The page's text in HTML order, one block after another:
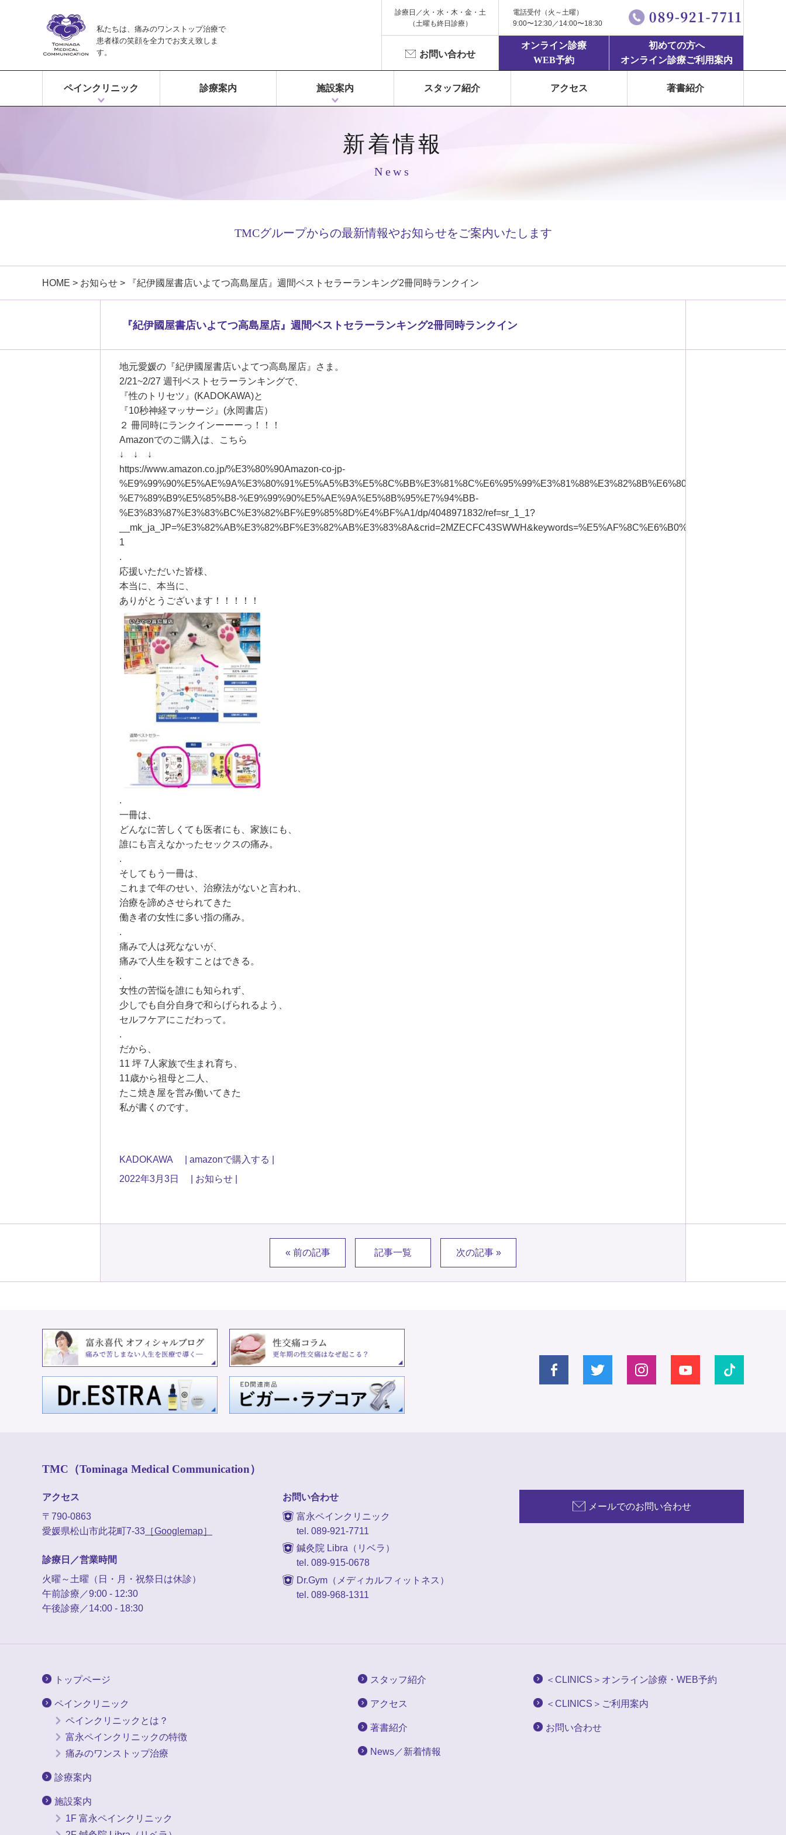
私たちは、痛みのワンストップ治療で
患者様の笑顔を全力でお支え致しま
す。
診療日／火・水・木・金・土
（土曜も終日診療）
電話受付（火～土曜）
9:00〜12:30／14:00〜18:30
お問い合わせ
オンライン診療
WEB予約
初めての方へ
オンライン診療ご利用案内
ペインクリニック 診療案内 施設案内 スタッフ紹介 アクセス 著書紹介
新着情報
News
TMCグループからの最新情報やお知らせをご案内いたします
HOME > お知らせ > 『紀伊國屋書店いよてつ高島屋店』週間ベストセラーランキング2冊同時ランクイン
『紀伊國屋書店いよてつ高島屋店』週間ベストセラーランキング2冊同時ランクイン
地元愛媛の『紀伊國屋書店いよてつ高島屋店』さま。
2/21~2/27 週刊ベストセラーランキングで、
『性のトリセツ』(KADOKAWA)と
『10秒神経マッサージ』(永岡書店）
２ 冊同時にランクインーーーっ！！！
Amazonでのご購入は、こちら
↓ ↓ ↓
https://www.amazon.co.jp/%E3%80%90Amazon-co-jp-
%E7%89%B9%E5%85%B8-%E9%99%90%E5%AE%9A%E5%8B%95%E7%94%BB-
%E3%83%87%E3%83%BC%E3%82%BF%E9%85%8D%E4%BF%A1/dp/4048971832/ref=sr_1_1?
1
.
応援いただいた皆様、
本当に、本当に、
ありがとうございます！！！！！
.
一冊は、
どんなに苦しくても医者にも、家族にも、
誰にも言えなかったセックスの痛み。
.
そしてもう一冊は、
これまで年のせい、治療法がないと言われ、
治療を諦めさせられてきた
働き者の女性に多い指の痛み。
.
痛みで人は死なないが、
痛みで人生を殺すことはできる。
.
女性の苦悩を誰にも知られず、
少しでも自分自身で和らげられるよう、
セルフケアにこだわって。
.
だから、
11 坪 7人家族で生まれ育ち、
11歳から祖母と二人、
たこ焼き屋を営み働いてきた
私が書くのです。
KADOKAWA
amazonで購入する
2022年3月3日
お知らせ
« 前の記事 記事一覧 次の記事 »
TMC（Tominaga Medical Communication）
アクセス
〒790-0863
愛媛県松山市此花町7-33 ［Googlemap］
診療日／営業時間
火曜～土曜（日・月・祝祭日は休診）
午前診療／9:00 - 12:30
午後診療／14:00 - 18:30
お問い合わせ
富永ペインクリニック
tel. 089-921-7711
鍼灸院 Libra（リベラ）
tel. 089-915-0678
Dr.Gym（メディカルフィットネス）
tel. 089-968-1311
メールでのお問い合わせ
トップページ
ペインクリニック
ペインクリニックとは？
富永ペインクリニックの特徴
痛みのワンストップ治療
診療案内
施設案内
1F 富永ペインクリニック
スタッフ紹介
アクセス
著書紹介
News／新着情報
＜CLINICS＞オンライン診療・WEB予約
＜CLINICS＞ご利用案内
お問い合わせ